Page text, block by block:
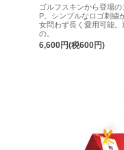
ゴルフスキンから登場
P。シンプルなロゴ刺繍
女問わず長く愛用可能。
の。
6,600円(税600円)